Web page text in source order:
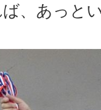
、あっと